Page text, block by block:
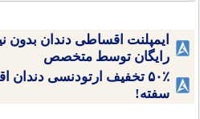
ایمپلنت اقساطی دندان بدون
رایگان توسط متخصص
۵۰٪ تخفیف ارتودنسی
سفته!